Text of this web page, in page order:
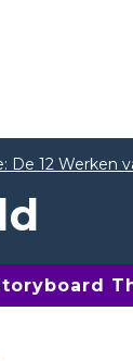
De 12 Werken